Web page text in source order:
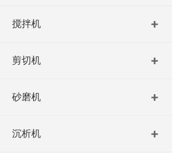
搅拌机
剪切机
砂磨机
沉析机